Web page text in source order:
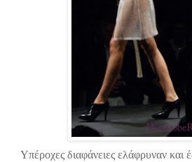
Υπέροχες διαφάνειες ελάφρυναν και